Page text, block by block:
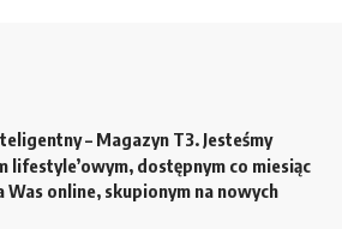
– Magazyn T3. Jesteśmy
lifestyle’owym, dostępnym co miesiąc
Was online, skupionym na nowych